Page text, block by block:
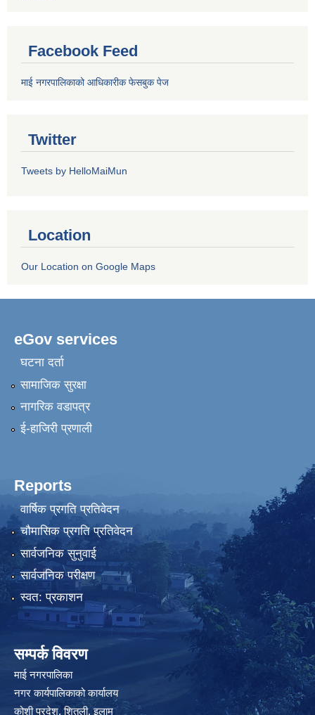
Facebook Feed
माई नगरपालिकाको आधिकारीक फेसबुक पेज
Twitter
Tweets by HelloMaiMun
Location
Our Location on Google Maps
eGov services
घटना दर्ता
सामाजिक सुरक्षा
नागरिक वडापत्र
ई-हाजिरी प्रणाली
Reports
वार्षिक प्रगति प्रतिवेदन
चौमासिक प्रगति प्रतिवेदन
सार्वजनिक सुनुवाई
सार्वजनिक परीक्षण
स्वत: प्रकाशन
सम्पर्क विवरण
माई नगरपालिका
नगर कार्यपालिकाको कार्यालय
कोशी प्रदेश, शितली, इलाम